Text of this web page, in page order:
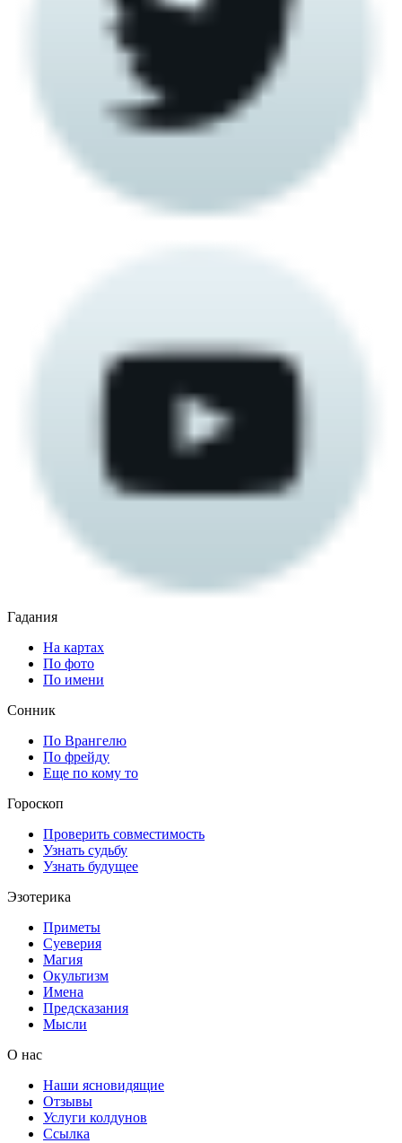
Гадания
На картах
По фото
По имени
Сонник
По Врангелю
По фрейду
Еще по кому то
Гороскоп
Проверить совместимость
Узнать судьбу
Узнать будущее
Эзотерика
Приметы
Суеверия
Магия
Окультизм
Имена
Предсказания
Мысли
О нас
Наши ясновидящие
Отзывы
Услуги колдунов
Ссылка